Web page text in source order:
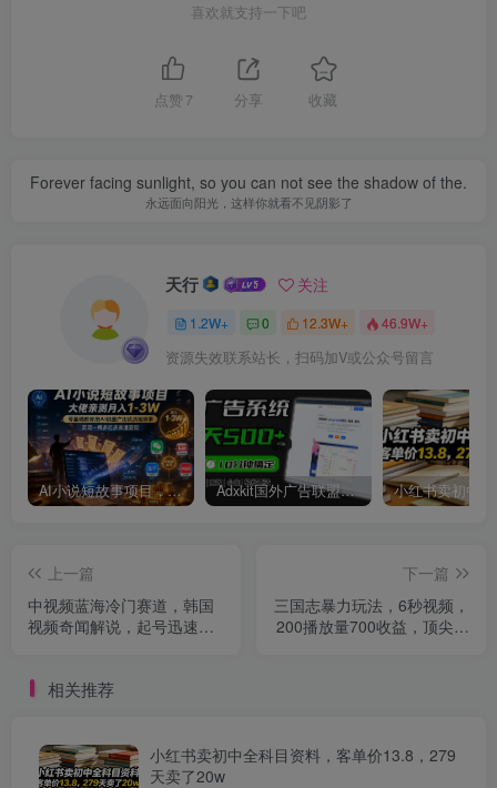
喜欢就支持一下吧
点赞 7 分享 收藏
Forever facing sunlight, so you can not see the shadow of the.
永远面向阳光，这样你就看不见阴影了
天行 关注
1.2W+ 0 12.3W+ 46.9W+
资源失效联系站长，扫码加V或公众号留言
AI小说短故事项目，大佬亲测月入1-3W，零基础教你用AI批量产出优质短故事，实现一稿多吃多渠道变现 Adxkit国外广告联盟系统，一天上500+广告，让你的投放更加高效简单！
上一篇
中视频蓝海冷门赛道，韩国
视频奇闻解说，起号迅速，
下一篇
三国志暴力玩法，6秒视频，
200播放量700收益，顶尖教
相关推荐
小红书卖初中全科目资料，客单价13.8，279
天卖了20w